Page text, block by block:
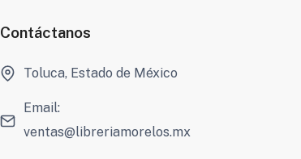
Contáctanos
Toluca, Estado de México
Email:
ventas@libreriamorelos.mx